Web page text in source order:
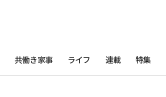
共働き家事 ライフ 連載 特集